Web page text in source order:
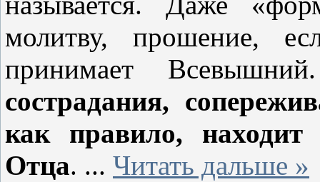
молитву, прошение,
принимает
сострадания,
как правило, находит
Отца. ... Читать дальше »